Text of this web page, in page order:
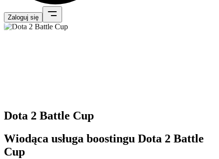
Zaloguj się
Dota 2 Battle Cup
Wiodąca usługa boostingu Dota 2 Battle
Cup